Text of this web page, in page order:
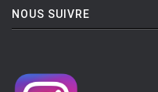
NOUS SUIVRE